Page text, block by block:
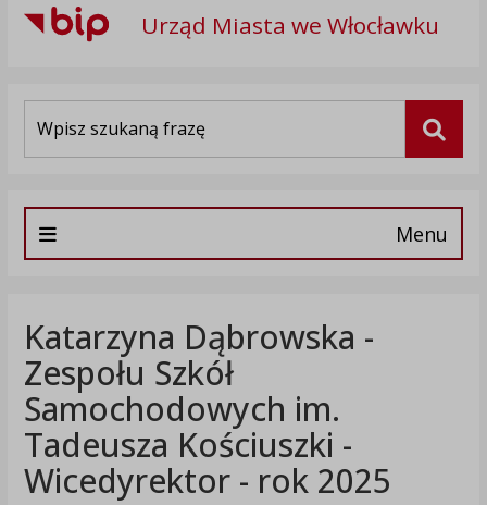
Urząd Miasta we Włocławku
Menu
Katarzyna Dąbrowska -
Zespołu Szkół
Samochodowych im.
Tadeusza Kościuszki -
Wicedyrektor - rok 2025